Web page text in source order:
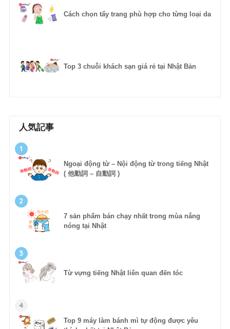
Cách chọn tẩy trang phù hợp cho từng loại da
Top 3 chuỗi khách sạn giá rẻ tại Nhật Bản
人気記事
1
Ngoại động từ – Nội động từ trong tiếng Nhật
( 他動詞 – 自動詞 )
2
7 sản phẩm bán chạy nhất trong mùa nắng
nóng tại Nhật
3
Từ vựng tiếng Nhật liên quan đến tóc
4
Top 9 máy làm bánh mì tự động được yêu